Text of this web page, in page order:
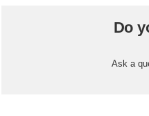
Do
Ask a